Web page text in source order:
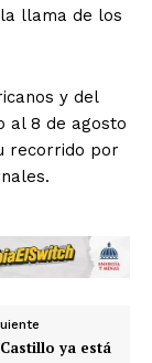
llama de los
y del
al 8 de agosto
recorrido por
ya está